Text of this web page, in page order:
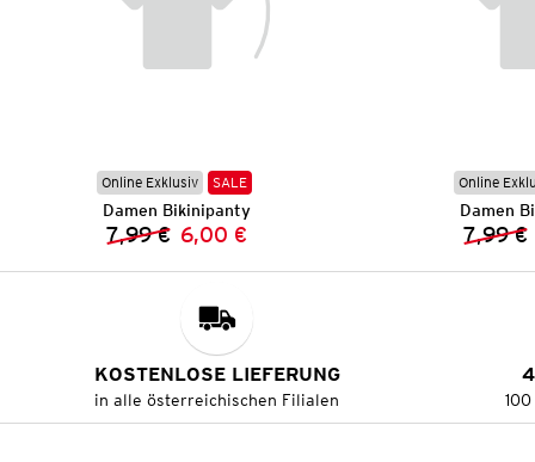
Online Exklusiv SALE
Damen Bikinipanty
Vorheriger Preis:
7,99 € Neuer Preis:
6,00 €
Online
Damen
7,99 €
KOSTENLOSE LIEFERUNG
in alle österreichischen Filialen